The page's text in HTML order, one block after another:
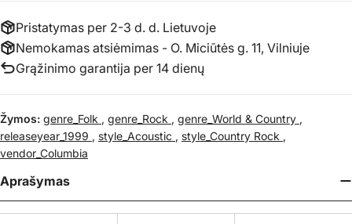
Pristatymas per 2-3 d. d. Lietuvoje
Nemokamas atsiėmimas - O. Miciūtės g. 11, Vilniuje
Grąžinimo garantija per 14 dienų
Žymos: genre_Folk , genre_Rock , genre_World & Country ,
releaseyear_1999 , style_Acoustic , style_Country Rock ,
vendor_Columbia
Aprašymas